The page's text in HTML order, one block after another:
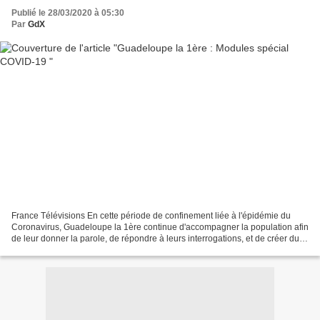
Publié le 28/03/2020 à 05:30
Par GdX
France Télévisions En cette période de confinement liée à l'épidémie du
Coronavirus, Guadeloupe la 1ère continue d'accompagner la population afin
de leur donner la parole, de répondre à leurs interrogations, et de créer du